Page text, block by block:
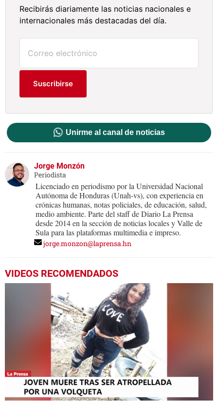
Recibirás diariamente las noticias nacionales e
internacionales más destacadas del día.
Suscribirse
Unirme al canal de noticias
Jorge Monzón
Periodista
Licenciado en periodismo por la Universidad Nacional
Autónoma de Honduras (Unah-vs), con experiencia en
crónicas humanas, notas policiales, de educación, salud,
medio ambiente. Parte del staff de Diario La Prensa
desde 2014 en la sección de noticias locales y Valle de
Sula para las plataformas multimedia e impreso.
jorge.monzon@laprensa.hn
VIDEOS RECOMENDADOS